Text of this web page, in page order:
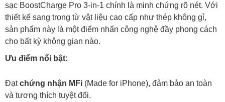
sạc BoostCharge Pro 3-in-1 chính là minh chứng rõ nét. Với
thiết kế sang trọng từ vật liệu cao cấp như thép không gỉ,
sản phẩm này là một điểm nhấn công nghệ đầy phong cách
cho bất kỳ không gian nào.
Ưu điểm nổi bật:
Đạtchứng nhận MFi (Made for iPhone), đảm bảo an toàn
và tương thích tuyệt đối.